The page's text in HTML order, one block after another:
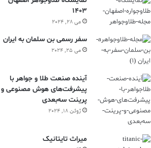
1403
می 28, 2024
سفر رسمی بن سلمان به ایران
می 25, 2024
آینده صنعت طلا و جواهر با
پیشرفت‌های هوش مصنوعی و
پرینت سه‌بعدی
ژوئن 18, 2024
ميراث تايتانيک